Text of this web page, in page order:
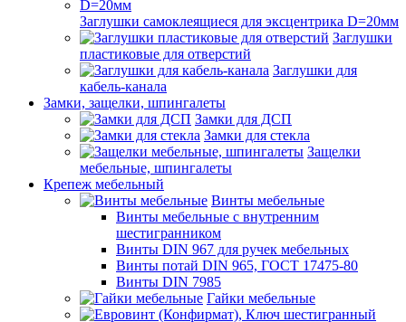
Заглушки самоклеящиеся для эксцентрика D=20мм
Заглушки
пластиковые для отверстий
Заглушки для
кабель-канала
Замки, защелки, шпингалеты
Замки для ДСП
Замки для стекла
Защелки
мебельные, шпингалеты
Крепеж мебельный
Винты мебельные
Винты мебельные с внутренним
шестигранником
Винты DIN 967 для ручек мебельных
Винты потай DIN 965, ГОСТ 17475-80
Винты DIN 7985
Гайки мебельные